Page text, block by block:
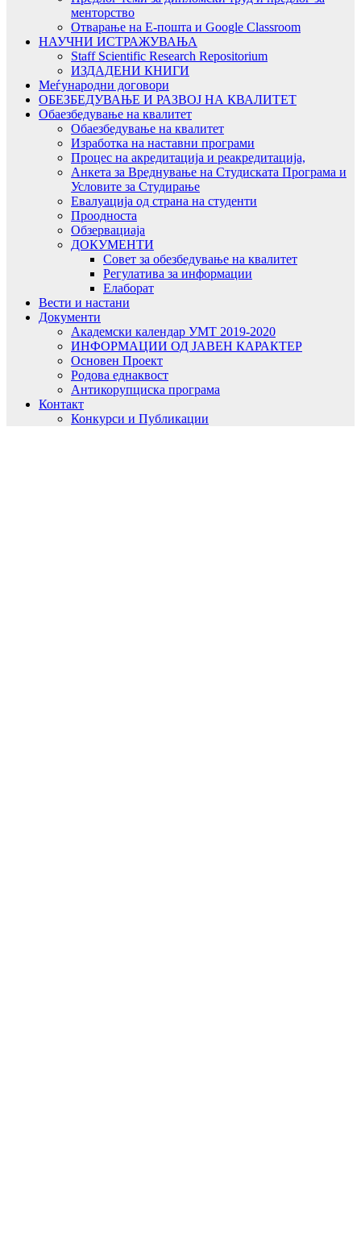
менторство
Отварање на Е-пошта и Google Classroom
НАУЧНИ ИСТРАЖУВАЊА
Staff Scientific Research Repositorium
ИЗДАДЕНИ КНИГИ
Меѓународни договори
ОБЕЗБЕДУВАЊЕ И РАЗВОЈ НА КВАЛИТЕТ
Обаезбедување на квалитет
Обаезбедување на квалитет
Изработка на наставни програми
Процес на акредитација и реакредитација,
Анкета за Вреднување на Студиската Програма и
Условите за Студирање
Евалуација од страна на студенти
Проодноста
Обзервациаја
ДОКУМЕНТИ
Совет за обезбедување на квалитет
Регулатива за информации
Елаборат
Вести и настани
Документи
Академски календар УМТ 2019-2020
ИНФОРМАЦИИ ОД ЈАВЕН КАРАКТЕР
Основен Проект
Родова еднаквост
Антикорупциска програма
Контакт
Конкурси и Публикации